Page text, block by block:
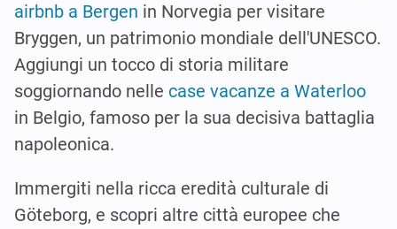
airbnb a Bergen in Norvegia per visitare
Bryggen, un patrimonio mondiale dell'UNESCO.
Aggiungi un tocco di storia militare
soggiornando nelle case vacanze a Waterloo
in Belgio, famoso per la sua decisiva battaglia
napoleonica.
Immergiti nella ricca eredità culturale di
Göteborg, e scopri altre città europee che